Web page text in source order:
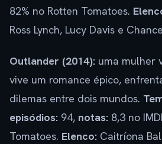
82% no Rotten Tomatoes.
Ross Lynch, Lucy Davis e
Outlander (2014): uma mulher
vive um romance épico,
dilemas entre dois mundos.
episódios: 94, notas: 8,3 no
Tomatoes. Elenco: Caitríona